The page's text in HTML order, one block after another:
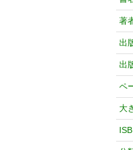
著
出
出
ペ
大